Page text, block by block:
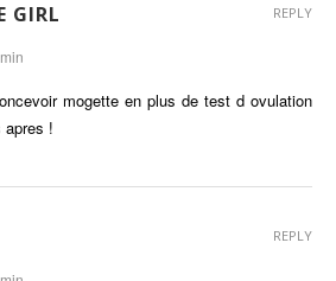
GIRL
mogette en plus de test d ovulation
!
REPLY
REPLY